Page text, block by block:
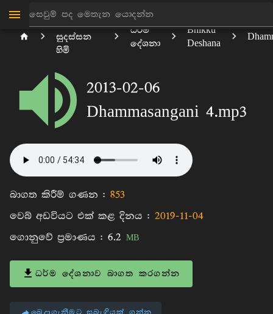
සුදස්සන
හිමි
ධර්ම
දේශනා
Bhikku
Deshana
2013-02-06
Dhammasangani 4.mp3
බාගත කිරීම් ගණන : 853
වෙබ් අඩවියට එක් කළ දිනය : 2019-11-04
ගොනුවේ ප්‍රමාණය : 6.2 MB
ධර්ම දේශනාව බාගත කරගන්න